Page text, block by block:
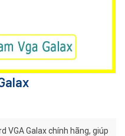
VGA Galax chính hãng, giúp